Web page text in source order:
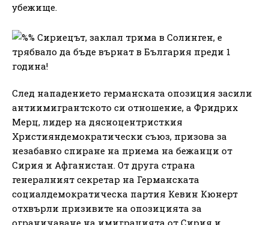
убежище.
След нападението германската опозиция засили
антиимигрантското си отношение, а Фридрих
Мерц, лидер на дясноцентристкия
Християндемократически съюз, призова за
незабавно спиране на приема на бежанци от
Сирия и Афганистан. От друга страна
генералният секретар на Германската
социалдемократическа партия Кевин Кюнерт
отхвърли призивите на опозицията за
ограничаване на имиграцията от Сирия и